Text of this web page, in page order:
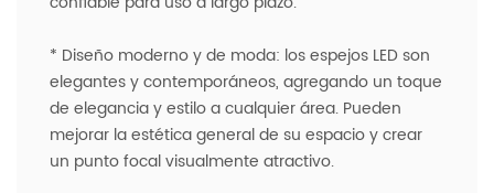
* Diseño moderno y de moda: los espejos LED son
elegantes y contemporáneos, agregando un toque
de elegancia y estilo a cualquier área. Pueden
mejorar la estética general de su espacio y crear
un punto focal visualmente atractivo.